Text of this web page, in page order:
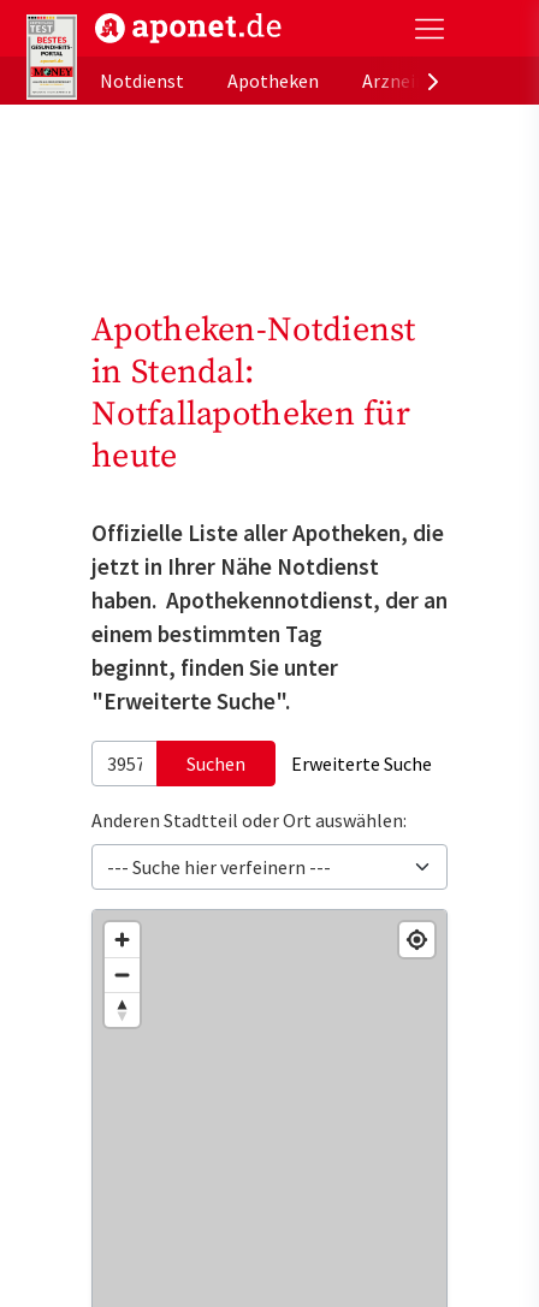
aponet.de - Das offizielle Gesundheitsportal der
Notdienst
Apotheken
Apotheken-Notdienst
in Stendal:
Notfallapotheken für
heute
Offizielle Liste aller Apotheken, die
jetzt in Ihrer Nähe Notdienst
haben. Apothekennotdienst, der an
einem bestimmten Tag
beginnt, finden Sie unter
"Erweiterte Suche".
Suchen Erweiterte Suche
Anderen Stadtteil oder Ort auswählen: